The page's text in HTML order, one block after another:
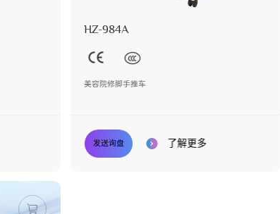
HZ-984A
美容院修脚手推车
发送询盘 了解更多